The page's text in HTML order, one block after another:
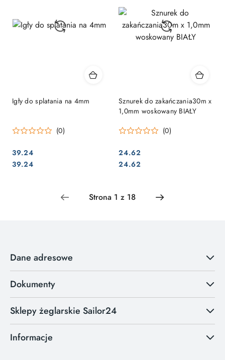
Igły do ​​splatania na 4mm
(0)
Cena:
39.24
Cena:
39.24
Sznurek do zakańczania30m x
1,0mm woskowany BIAŁY
(0)
Cena:
24.62
Cena:
24.62
Dane adresowe
Dokumenty
Sklepy żeglarskie Sailor24
Informacje